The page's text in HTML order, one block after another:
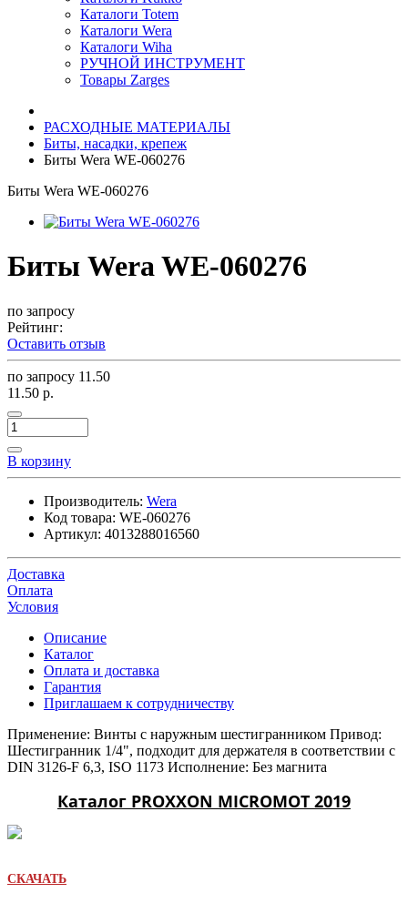
Каталоги Totem
Каталоги Wera
Каталоги Wiha
РУЧНОЙ ИНСТРУМЕНТ
Товары Zarges
РАСХОДНЫЕ МАТЕРИАЛЫ
Биты, насадки, крепеж
Биты Wera WE-060276
Биты Wera WE-060276
Биты Wera WE-060276
по запросу
Рейтинг:
Оставить отзыв
по запросу 11.50
11.50 р.
В корзину
Производитель: Wera
Код товара: WE-060276
Артикул: 4013288016560
Доставка
Оплата
Условия
Описание
Каталог
Оплата и доставка
Гарантия
Приглашаем к сотрудничеству
Применение: Винты с наружным шестигранником Привод:
Шестигранник 1/4", подходит для держателя в соответствии с
DIN 3126-F 6,3, ISO 1173 Исполнение: Без магнита
Каталог PROXXON MICROMOT 2019
СКАЧАТЬ